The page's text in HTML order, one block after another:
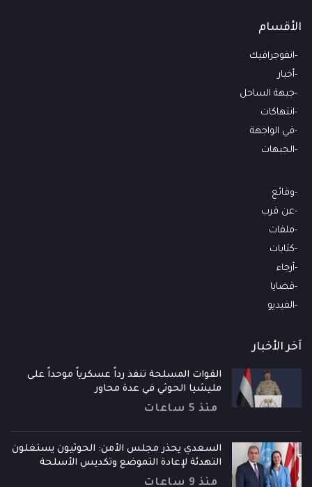
الأقسام
انفوجرافيك
أخبار
جبهة الساحل
انتهاكات
في الواجهة
الجبهات
وقائع
عن قرب
ملفات
كتابات
أرجاء
قضايا
الفيديو
آخر الأخبار
القوات المسلحة تنفذ رداً عسكرياً موحداً على
مليشيا الحوثي في عدة محاور
منذ 5 ساعات
السعدي يحذر مجلس الأمن: الحوثيون يستغلون
التهدئة لإعادة التموضع وتكديس الأسلحة
منذ 9 ساعات